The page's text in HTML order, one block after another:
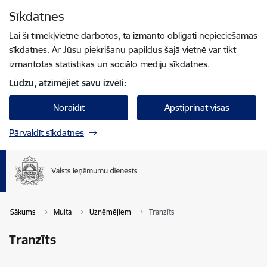
Sīkdatnes
Lai šī tīmekļvietne darbotos, tā izmanto obligāti nepieciešamās
sīkdatnes. Ar Jūsu piekrišanu papildus šajā vietnē var tikt
izmantotas statistikas un sociālo mediju sīkdatnes.
Lūdzu, atzīmējiet savu izvēli:
Noraidīt Apstiprināt visas
Pārvaldīt sīkdatnes
Sākums Muita Uzņēmējiem Tranzīts
Tranzīts